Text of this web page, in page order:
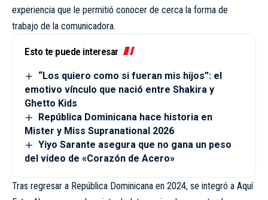
experiencia que le permitió conocer de cerca la forma de
trabajo de la comunicadora.
Esto te puede interesar
“Los quiero como si fueran mis hijos”: el
emotivo vínculo que nació entre Shakira y
Ghetto Kids
República Dominicana hace historia en
Mister y Miss Supranational 2026
Yiyo Sarante asegura que no gana un peso
del video de «Corazón de Acero»
Tras regresar a República Dominicana en 2024, se integró a Aquí